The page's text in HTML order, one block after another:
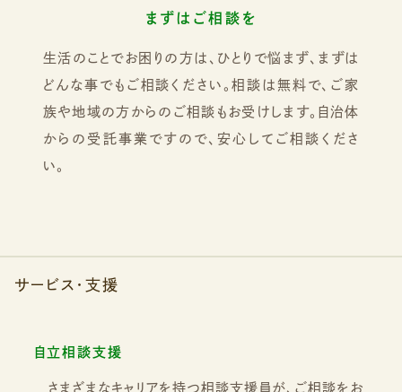
まずはご相談を
生活のことでお困りの方は、ひとりで悩まず、まずは
どんな事でもご相談ください。相談は無料で、ご家
族や地域の方からのご相談もお受けします。自治体
からの受託事業ですので、安心してご相談くださ
い。
サービス・支援
自立相談支援
さまざまなキャリアを持つ相談支援員が、ご相談をお